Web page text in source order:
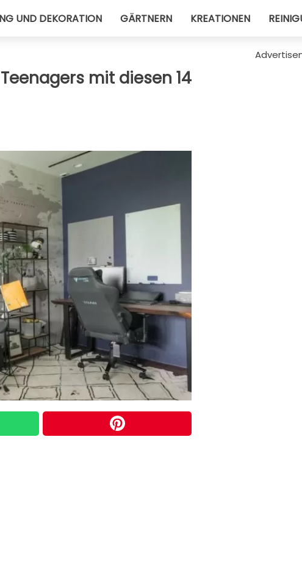
UND DEKORATION GÄRTNERN KREATIONEN
mit diesen 14